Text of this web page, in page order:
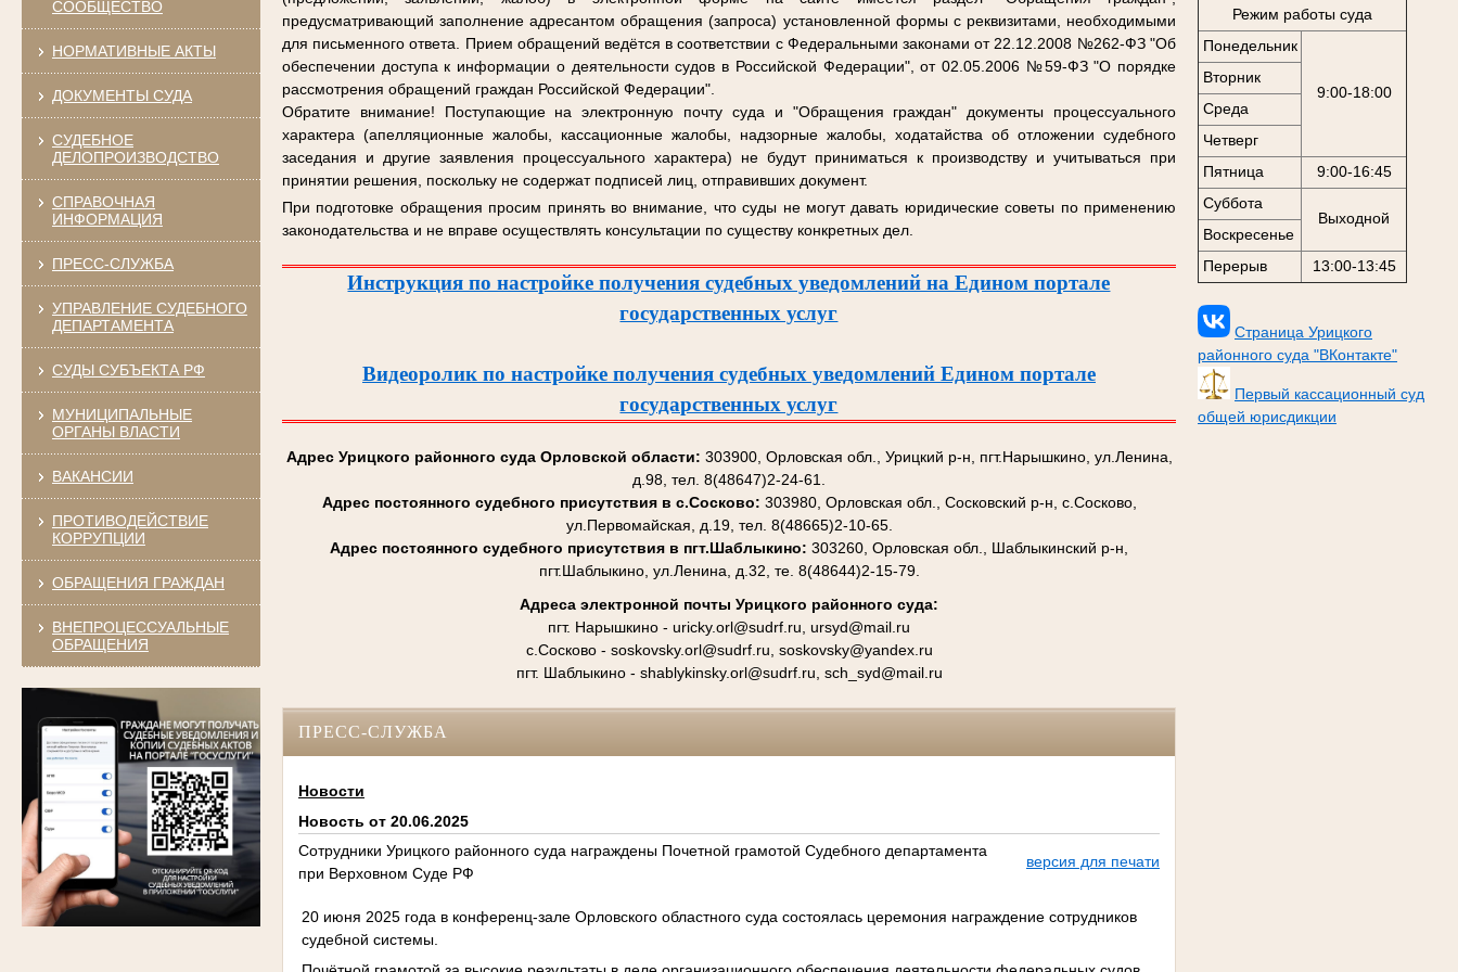
СООБЩЕСТВО
НОРМАТИВНЫЕ АКТЫ
ДОКУМЕНТЫ СУДА
СУДЕБНОЕ
ДЕЛОПРОИЗВОДСТВО
СПРАВОЧНАЯ
ИНФОРМАЦИЯ
ПРЕСС-СЛУЖБА
УПРАВЛЕНИЕ СУДЕБНОГО
ДЕПАРТАМЕНТА
СУДЫ СУБЪЕКТА РФ
МУНИЦИПАЛЬНЫЕ
ОРГАНЫ ВЛАСТИ
ВАКАНСИИ
ПРОТИВОДЕЙСТВИЕ
КОРРУПЦИИ
ОБРАЩЕНИЯ ГРАЖДАН
ВНЕПРОЦЕССУАЛЬНЫЕ
ОБРАЩЕНИЯ
Режим работы суда
Понедельник
9:00-18:00
Вторник
Среда
Четверг
Пятница
9:00-16:45
Суббота
Выходной
Воскресенье
Перерыв
13:00-13:45
Страница Урицкого
районного суда "ВКонтакте"
Первый кассационный суд
общей юрисдикции
предусматривающий заполнение адресантом обращения (запроса) установленной формы с реквизитами, необходимыми
для письменного ответа. Прием обращений ведётся в соответствии с Федеральными законами от 22.12.2008 №262-ФЗ "Об
обеспечении доступа к информации о деятельности судов в Российской Федерации", от 02.05.2006 №59-ФЗ "О порядке
рассмотрения обращений граждан Российской Федерации".
Обратите внимание! Поступающие на электронную почту суда и "Обращения граждан" документы процессуального
характера (апелляционные жалобы, кассационные жалобы, надзорные жалобы, ходатайства об отложении судебного
заседания и другие заявления процессуального характера) не будут приниматься к производству и учитываться при
принятии решения, поскольку не содержат подписей лиц, отправивших документ.
При подготовке обращения просим принять во внимание, что суды не могут давать юридические советы по применению
законодательства и не вправе осуществлять консультации по существу конкретных дел.
Инструкция по настройке получения судебных уведомлений на Едином портале
государственных услуг
Видеоролик по настройке получения судебных уведомлений Едином портале
государственных услуг
Адрес Урицкого районного суда Орловской области: 303900, Орловская обл., Урицкий р-н, пгт.Нарышкино, ул.Ленина,
д.98, тел. 8(48647)2-24-61.
Адрес постоянного судебного присутствия в с.Сосково: 303980, Орловская обл., Сосковский р-н, с.Сосково,
ул.Первомайская, д.19, тел. 8(48665)2-10-65.
Адрес постоянного судебного присутствия в пгт.Шаблыкино: 303260, Орловская обл., Шаблыкинский р-н,
пгт.Шаблыкино, ул.Ленина, д.32, те. 8(48644)2-15-79.
Адреса электронной почты Урицкого районного суда:
пгт. Нарышкино - uricky.orl@sudrf.ru, ursyd@mail.ru
с.Сосково - soskovsky.orl@sudrf.ru, soskovsky@yandex.ru
пгт. Шаблыкино- shablykinsky.orl@sudrf.ru, sch_syd@mail.ru
ПРЕСС-СЛУЖБА
Новости
Новость от 20.06.2025
Сотрудники Урицкого районного суда награждены Почетной грамотой Судебного департамента
при Верховном Суде РФ
версия для печати
20 июня 2025 года в конференц-зале Орловского областного суда состоялась церемония награждение сотрудников
судебной системы.